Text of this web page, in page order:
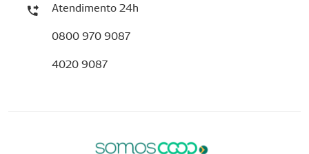
Atendimento 24h
0800 970 9087
4020 9087